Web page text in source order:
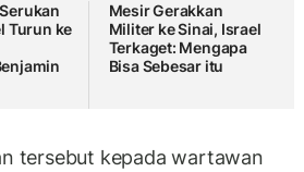
Turun ke
Mesir Gerakkan
Militer ke Sinai, Israel
Terkaget: Mengapa
Bisa Sebesar itu
tersebut kepada wartawan